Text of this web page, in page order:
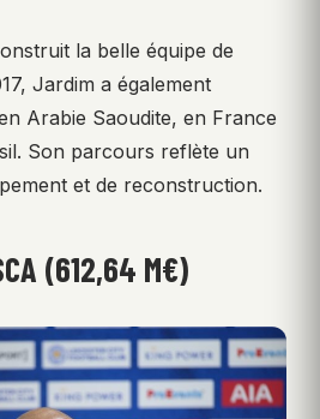
la belle équipe de
Jardim a également
Arabie Saoudite, en France
Son parcours reflète un
et de reconstruction.
(612,64 M€)